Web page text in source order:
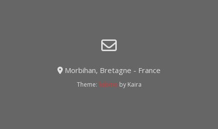
Morbihan, Bretagne - France
Theme: Sabino by Kaira